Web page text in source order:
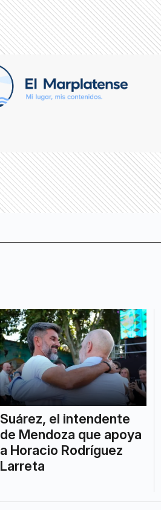
Suárez, el intendente
de Mendoza que apoya
a Horacio Rodríguez
Larreta